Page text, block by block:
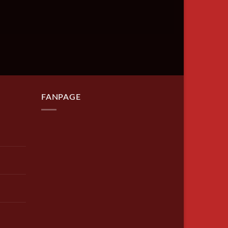
FANPAGE